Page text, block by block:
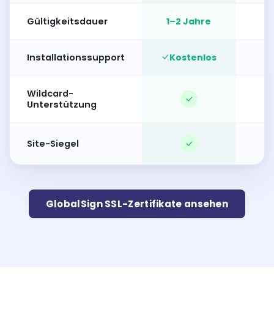
Gültigkeitsdauer 1–2 Jahre
Installationssupport Kostenlos
Wildcard-
Unterstützung
Site-Siegel
GlobalSign SSL-Zertifikate ansehen